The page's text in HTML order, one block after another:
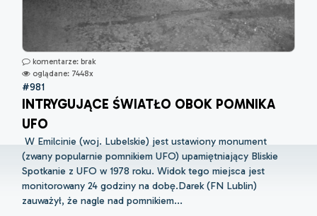
komentarze: brak
oglądane: 7448x
#981
INTRYGUJĄCE ŚWIATŁO OBOK POMNIKA
UFO
W Emilcinie (woj. Lubelskie) jest ustawiony monument
(zwany popularnie pomnikiem UFO) upamiętniający Bliskie
Spotkanie z UFO w 1978 roku. Widok tego miejsca jest
monitorowany 24 godziny na dobę.Darek (FN Lublin)
zauważył, że nagle nad pomnikiem...